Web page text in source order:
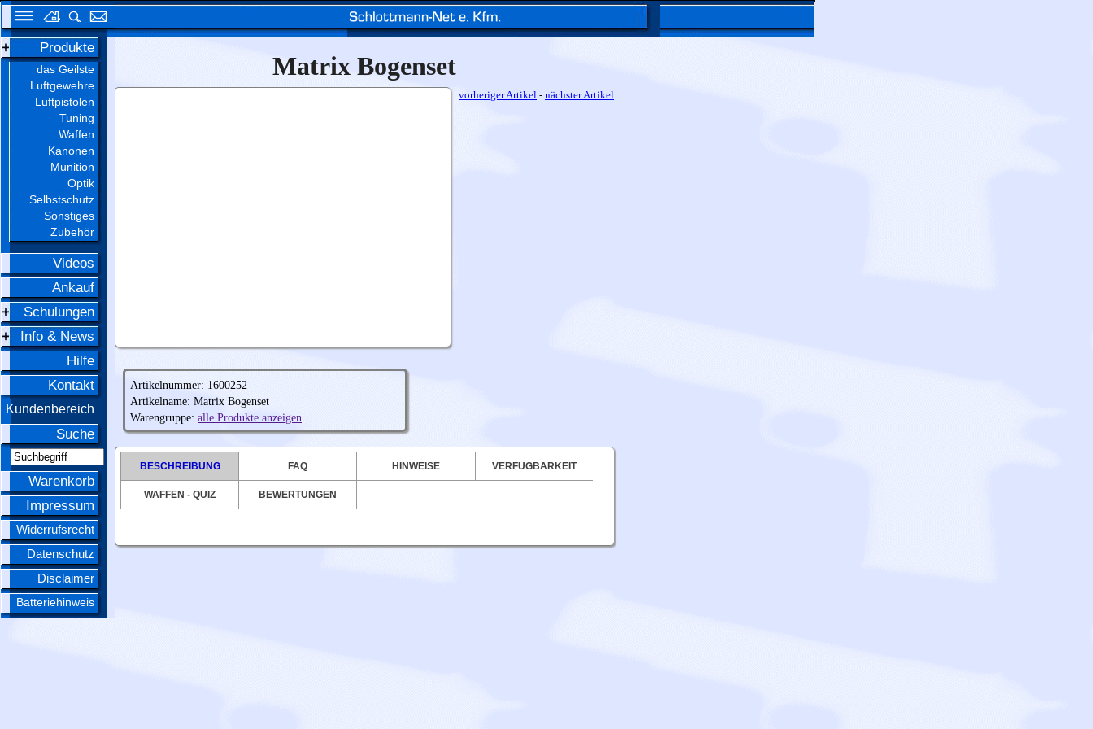
Produkte
das Geilste
Luftgewehre
Luftpistolen
Tuning
Waffen
Kanonen
Munition
Optik
Selbstschutz
Sonstiges
Zubehör
Videos
Ankauf
Schulungen
Info & News
Hilfe
Kontakt
Kundenbereich
Suche
Warenkorb
Impressum
Widerrufsrecht
Datenschutz
Disclaimer
Batteriehinweis
Matrix Bogenset
vorheriger Artikel - nächster Artikel
Artikelnummer: 1600252
Artikelname: Matrix Bogenset
Warengruppe: alle Produkte anzeigen
BESCHREIBUNG FAQ HINWEISE VERFÜGBARKEIT
WAFFEN - QUIZ BEWERTUNGEN